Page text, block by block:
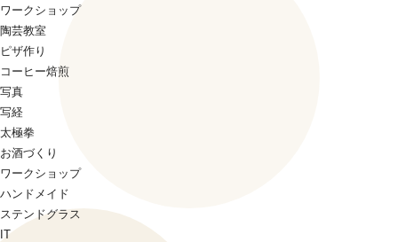
ワークショップ
陶芸教室
ピザ作り
コーヒー焙煎
写真
写経
太極拳
お酒づくり
ワークショップ
ハンドメイド
ステンドグラス
IT